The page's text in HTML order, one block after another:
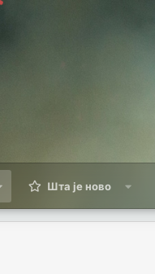
Шта је ново